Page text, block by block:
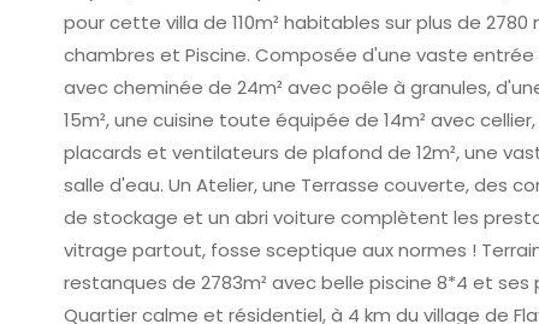
pour cette villa de 110m² habitables sur plus de 2780
chambres et Piscine. Composée d'une vaste entrée
avec cheminée de 24m² avec poêle à granules,
15m², une cuisine toute équipée de 14m² avec
placards et ventilateurs de plafond de 12m², une
salle d'eau. Un Atelier, une Terrasse couverte, des
de stockage et un abri voiture complètent les
vitrage partout, fosse sceptique aux normes !
restanques de 2783m² avec belle piscine 8*4 et ses
Quartier calme et résidentiel, à 4 km du village de